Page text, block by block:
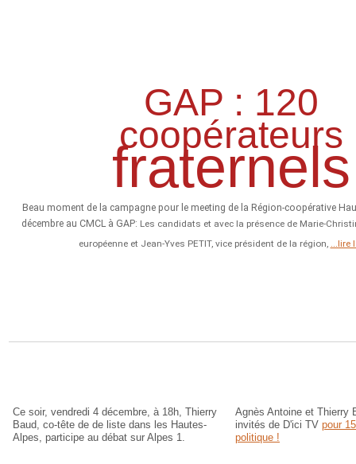
GAP : 120
coopérateurs
fraternels
Beau moment de la campagne pour le meeting de la Région-coopérative
décembre au CMCL à GAP: Les candidats et avec la présence de Marie-
européenne et Jean-Yves PETIT, vice président de la région, ...lire
Ce soir, vendredi 4 décembre, à 18h, Thierry
Baud, co-tête de de liste dans les Hautes-
Alpes, participe au débat sur Alpes 1.
Agnès Antoine et Thierry
invités de D'ici TV pour
politique !